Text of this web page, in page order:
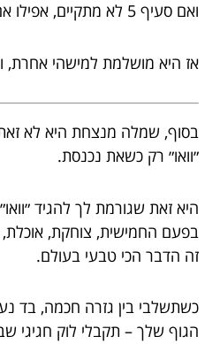
ואם סעיף 5 לא מתקיים, אפילו אם השמלה ״מושלמת״?
אז היא מושלמת למישהי
בסוף, שמלה מנצחת היא לא
״וואו״ רק כשאת נכנסת.
היא זאת שגורמת לך להגיד
בפעם החמישית, צוחקת, אוכלת,
זה הדבר הכי טבעי בעולם.
כשתשלבי בין גזרה חכמה, בד
הגוף שלך – תקבלי לוק חגיגי